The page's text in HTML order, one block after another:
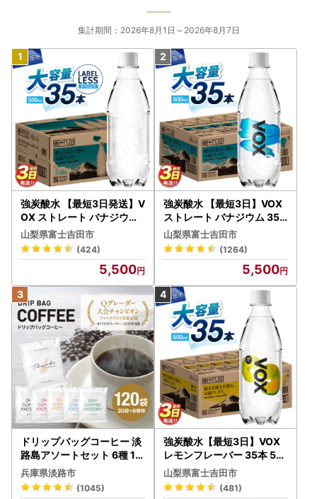
集計期間：2026年8月1日～2026年8月7日
強炭酸水 【最短3日発送】V
OX ストレート バナジウム
強炭酸水 35本 500ml ラベ
ルレス【富士吉田市限定カ
ートン】 炭酸
山梨県富士吉田市
(424)
5,500
強炭酸水 【最短3日】VOX
ストレート バナジウム 35
本 500ml 【富士吉田市限
定カートン】炭酸
山梨県富士吉田市
(1264)
5,500
ドリップバッグコーヒー 淡
路島アソートセット 6種 12
0袋 飲み比べ コーヒー
兵庫県淡路市
(1045)
強炭酸水【最短3日】VOX
レモンフレーバー 35本 50
0ml 【富士吉田市限定カー
トン】炭酸
山梨県富士吉田市
(481)